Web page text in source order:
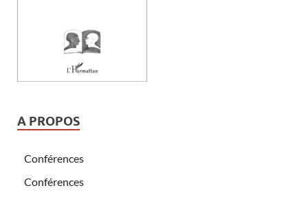
A PROPOS
Conférences
Conférences